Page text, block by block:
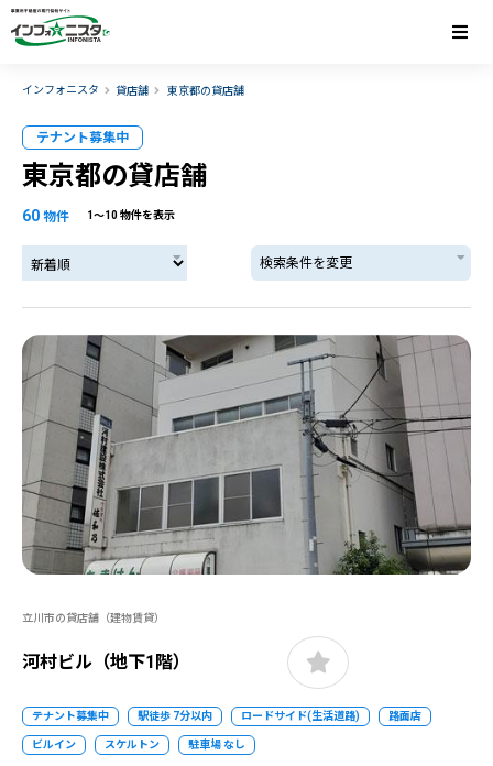
インフォニスタ 貸店舗 東京都の貸店舗
テナント募集中
東京都の貸店舗
60 物件 1〜10 物件を表示
検索条件を変更
立川市の貸店舗（建物賃貸）
河村ビル（地下1階）
テナント募集中 駅徒歩 7分以内 ロードサイド(生活道路) 路面店
ビルイン スケルトン 駐車場 なし